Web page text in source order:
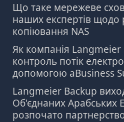
Що таке мережеве
наших експертів щодо
копіювання NAS
Як компанія Langmeier
контроль потік
допомогою aBusiness
Langmeier Backup
Об'єднаних Арабських
розпочато